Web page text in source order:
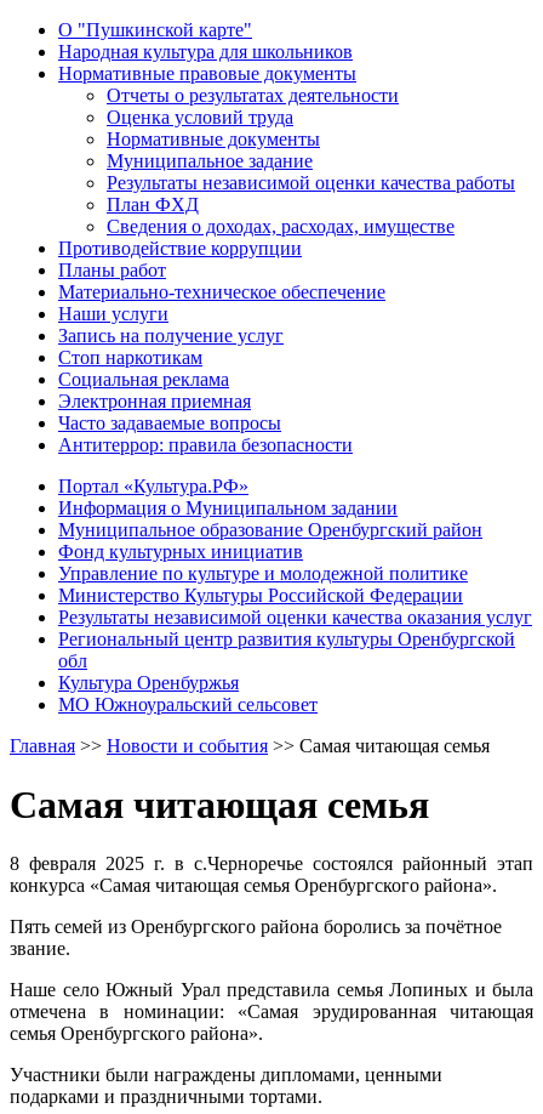
О "Пушкинской карте"
Народная культура для школьников
Нормативные правовые документы
Отчеты о результатах деятельности
Оценка условий труда
Нормативные документы
Муниципальное задание
Результаты независимой оценки качества работы
План ФХД
Сведения о доходах, расходах, имуществе
Противодействие коррупции
Планы работ
Материально-техническое обеспечение
Наши услуги
Запись на получение услуг
Стоп наркотикам
Социальная реклама
Электронная приемная
Часто задаваемые вопросы
Антитеррор: правила безопасности
Портал «Культура.РФ»
Информация о Муниципальном задании
Муниципальное образование Оренбургский район
Фонд культурных инициатив
Управление по культуре и молодежной политике
Министерство Культуры Российской Федерации
Результаты независимой оценки качества оказания услуг
Региональный центр развития культуры Оренбургской
обл
Культура Оренбуржья
МО Южноуральский сельсовет
Главная >> Новости и события >> Самая читающая семья
Самая читающая семья
8 февраля 2025 г. в с.Черноречье состоялся районный этап
конкурса «Самая читающая семья Оренбургского района».
Пять семей из Оренбургского района боролись за почётное
звание.
Наше село Южный Урал представила семья Лопиных и была
отмечена в номинации: «Самая эрудированная читающая
семья Оренбургского района».
Участники были награждены дипломами, ценными
подарками и праздничными тортами.